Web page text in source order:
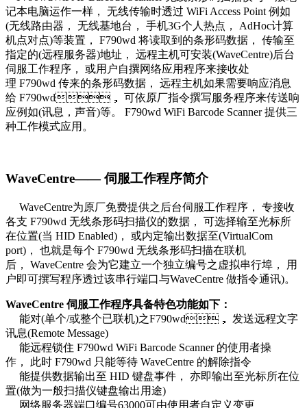
记本电脑运作一样， 无线传输时透过 WiFi Access Point 例如
(无线路由器， 无线基地台， 手机3G个人热点， AdHoc计算
机点对点)等装置， F790wd 将读取到的条形码数据， 传输至
指定的(远程服务器)地址， 远程主机可安装(WaveCentre)后台
伺服工作程序， 或用户自撰网络应用程序来接收处
理 F790wd 传来的条形码数据， 远程主机如果需要响应消息
给 F790wd， 可依原厂指令撰写服务程序来传送响
应例如(讯息，声音)等。 F790wd WiFi Barcode Scanner 提供三
种工作模式应用。
WaveCentre—— 伺服工作程序简介
WaveCentre为原厂免费提供之后台伺服工作程序， 专接收
各支 F790wd 无线条形码扫描仪的数据， 可选择输至光标所
在位置(当 HID Enabled)， 或内定输出数据至(VirtualCom
port)， 也就是每个 F790wd 无线条形码扫描在联机
后， WaveCentre 会为它建立一个独立编号之虚拟串行埠， 用
户即可撰写程序透过该串行端口与WaveCentre 做指令通讯)。
WaveCentre 伺服工作程序具备特色功能如下：
能对(单个/或整个已联机)之F790wd， 发送远程文字
讯息(Remote Message)
能远程锁住 F790wd WiFi Barcode Scanner 的使用者操
作， 此时 F790wd 只能等待 WaveCentre 的解除指令
能提供数据输出至 HID 键盘事件， 亦即输出至光标所在位
置(做为一般扫描仪键盘输出用途)
网络服务器端口编号63000可由使用者自定义变更